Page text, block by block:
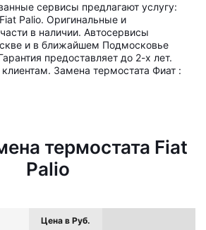
сервисы предлагают услугу:
Palio. Оригинальные и
в наличии. Автосервисы
и в ближайшем Подмосковье
предоставляет до 2-х лет.
Замена термостата Фиат :
термостата Fiat
Palio
Цена в Руб.